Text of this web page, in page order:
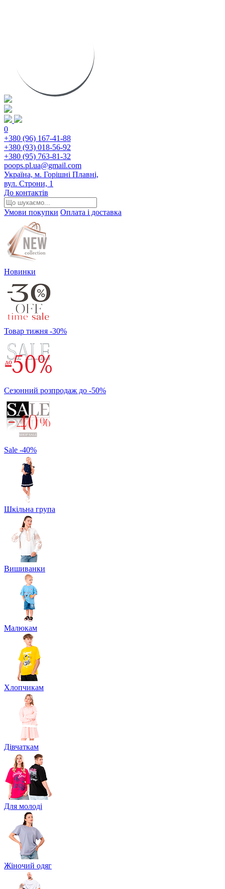
0
+380 (96) 167-41-88
+380 (93) 018-56-92
+380 (95) 763-81-32
poops.pl.ua@gmail.com
Україна, м. Горішні Плавні,
вул. Строни, 1
До контактів
Умови покупки Оплата і доставка
Новинки
Товар тижня -30%
Сезонний розпродаж до -50%
Sale -40%
Шкільна група
Вишиванки
Малюкам
Хлопчикам
Дівчаткам
Для молоді
Жіночий одяг